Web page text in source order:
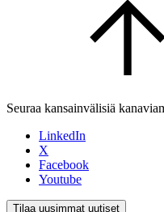
Seuraa kansainvälisiä
LinkedIn
X
Facebook
Youtube
Tilaa uusimmat uutiset